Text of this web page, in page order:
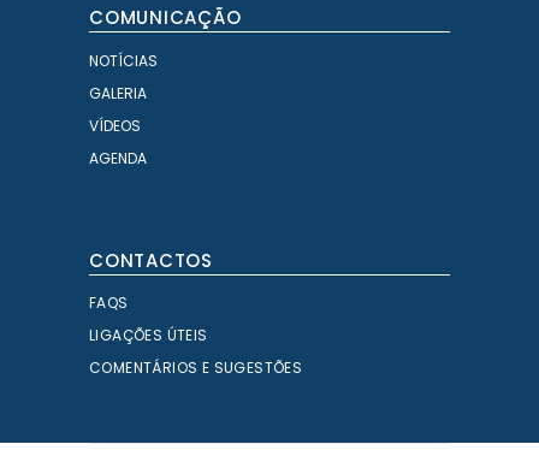
COMUNICAÇÃO
NOTÍCIAS
GALERIA
VÍDEOS
AGENDA
CONTACTOS
FAQS
LIGAÇÕES ÚTEIS
COMENTÁRIOS E SUGESTÕES